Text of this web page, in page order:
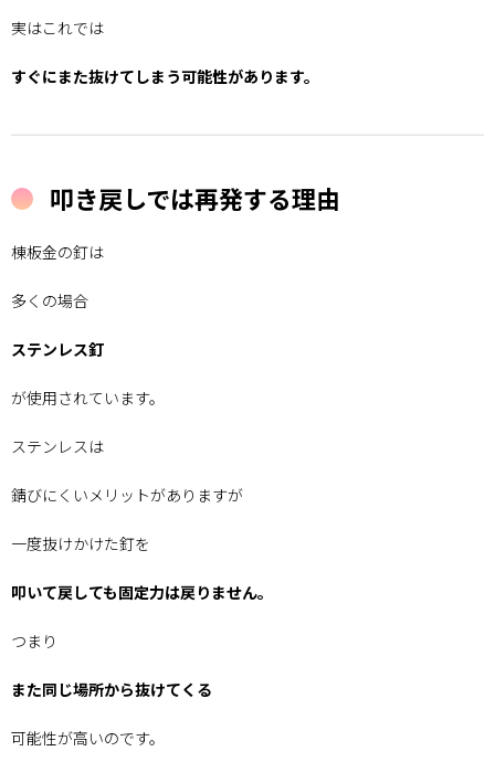
実はこれでは
すぐにまた抜けてしまう可能性があります。
叩き戻しでは再発する理由
棟板金の釘は
多くの場合
ステンレス釘
が使用されています。
ステンレスは
錆びにくいメリットがありますが
一度抜けかけた釘を
叩いて戻しても固定力は戻りません。
つまり
また同じ場所から抜けてくる
可能性が高いのです。